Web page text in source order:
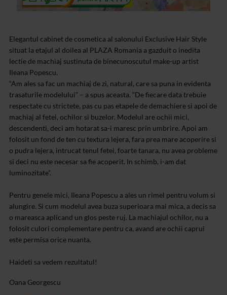
Elegantul cabinet de cosmetica al salonului Exclusive Hair Style
situat la etajul al doilea al PLAZA Romania a gazduit o inedita
lectie de machiaj sustinuta de binecunoscutul make-up artist
Ileana Popescu.
“Am ales sa fac un machiaj de zi, natural, care sa puna in evidenta
trasaturile modelului” – a spus aceasta. “De fiecare data trebuie
respectate cu strictete, pas cu pas etapele de demachiere si apoi de
machiaj al fetei, ochilor si buzelor. Modelul are ochii mici,
descendenti, deci am hotarat sa-i maresc prin umbrire. Apoi am
folosit un fond de ten cu textura lejera, fara prea mare acoperire si
o pudra lejera, intrucat tenul fetei, foarte tanara, nu avea probleme
si deci nu este necesar sa fie acoperit. In schimb, i-am dat
luminozitate”.
Pentru genele mici, Ileana Popescu a ales un rimel pentru volum si
alungire. Si cum modelul avea buza superioara mai mica, a decis sa
o mareasca aplicand un glos peste ruj. La machiajul ochilor, nu a
folosit culori complementare pentru ca, avand are ochii caprui
este permisa orice nuanta.
Haideti sa vedem rezultatul!
Oana Georgescu